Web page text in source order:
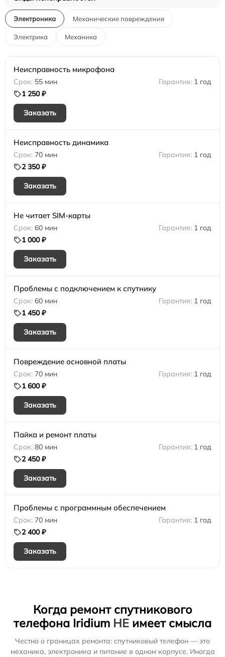
Электроника Механические повреждения
Электрика Механика
Неисправность микрофона
55 мин
1 год
1 250 ₽
Заказать
Неисправность динамика
70 мин
1 год
2 350 ₽
Заказать
Не читает SIM-карты
60 мин
1 год
1 000 ₽
Заказать
Проблемы с подключением к спутнику
60 мин
1 год
1 450 ₽
Заказать
Повреждение основной платы
70 мин
1 год
1 600 ₽
Заказать
Пайка и ремонт платы
80 мин
1 год
2 450 ₽
Заказать
Проблемы с программным обеспечением
70 мин
1 год
2 400 ₽
Заказать
Когда ремонт спутникового
телефона Iridium НЕ имеет смысла
Честно о границах ремонта: спутниковый телефон — это
механика, электроника и питание в одном корпусе. Иногда